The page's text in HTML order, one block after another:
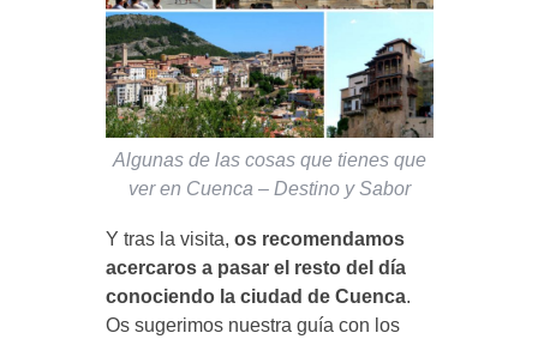
Algunas de las cosas que tienes que
ver en Cuenca – Destino y Sabor
Y tras la visita, os recomendamos
acercaros a pasar el resto del día
conociendo la ciudad de Cuenca.
Os sugerimos nuestra guía con los